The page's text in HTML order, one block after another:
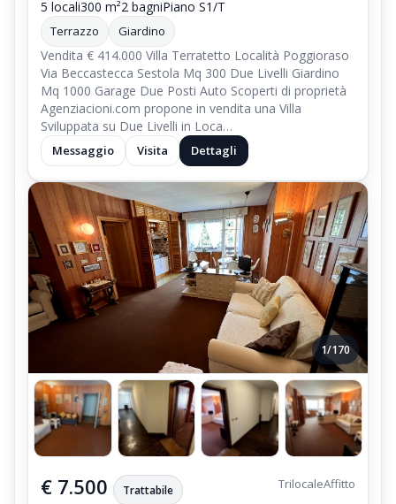
5 locali300 m²2 bagniPiano S1/T
Terrazzo Giardino
Vendita € 414.000 Villa Terratetto Località Poggioraso
Via Beccastecca Sestola Mq 300 Due Livelli Giardino
Mq 1000 Garage Due Posti Auto Scoperti di proprietà
Agenziacioni.com propone in vendita una Villa
Sviluppata su Due Livelli in Loca…
Messaggio Visita Dettagli
1/170
€ 7.500 Trattabile TrilocaleAffitto